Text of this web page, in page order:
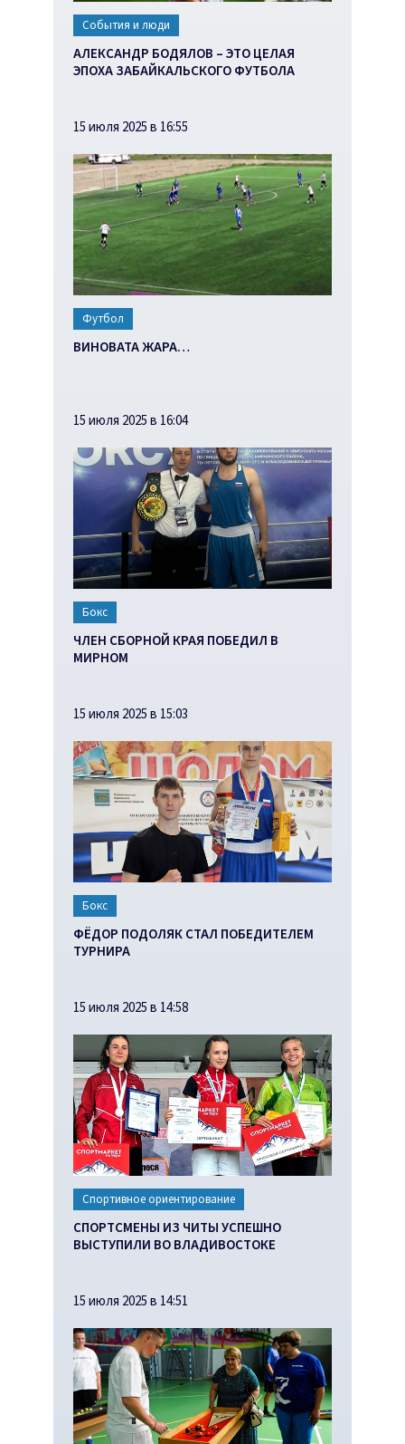
События и люди
АЛЕКСАНДР БОДЯЛОВ – ЭТО ЦЕЛАЯ
ЭПОХА ЗАБАЙКАЛЬСКОГО ФУТБОЛА
15 июля 2025 в 16:55
Футбол
ВИНОВАТА ЖАРА…
15 июля 2025 в 16:04
Бокс
ЧЛЕН СБОРНОЙ КРАЯ ПОБЕДИЛ В
МИРНОМ
15 июля 2025 в 15:03
Бокс
ФЁДОР ПОДОЛЯК СТАЛ ПОБЕДИТЕЛЕМ
ТУРНИРА
15 июля 2025 в 14:58
Спортивное ориентирование
СПОРТСМЕНЫ ИЗ ЧИТЫ УСПЕШНО
ВЫСТУПИЛИ ВО ВЛАДИВОСТОКЕ
15 июля 2025 в 14:51